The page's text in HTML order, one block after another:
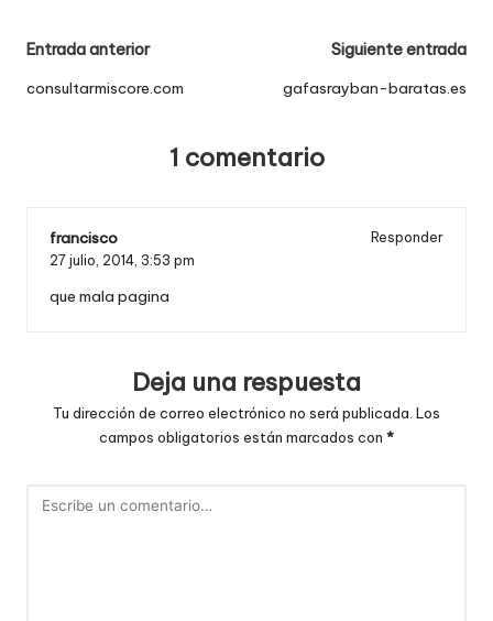
Navegación
de
Entrada anterior
consultarmiscore.com
Siguiente entrada
gafasrayban-baratas.es
1 comentario
francisco
Responder
27 julio, 2014, 3:53 pm
que mala pagina
Deja una respuesta
Tu dirección de correo electrónico no será publicada. Los
campos obligatorios están marcados con *